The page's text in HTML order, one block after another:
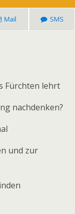
Mail SMS
Fürchten lehrt
nachdenken?
und zur